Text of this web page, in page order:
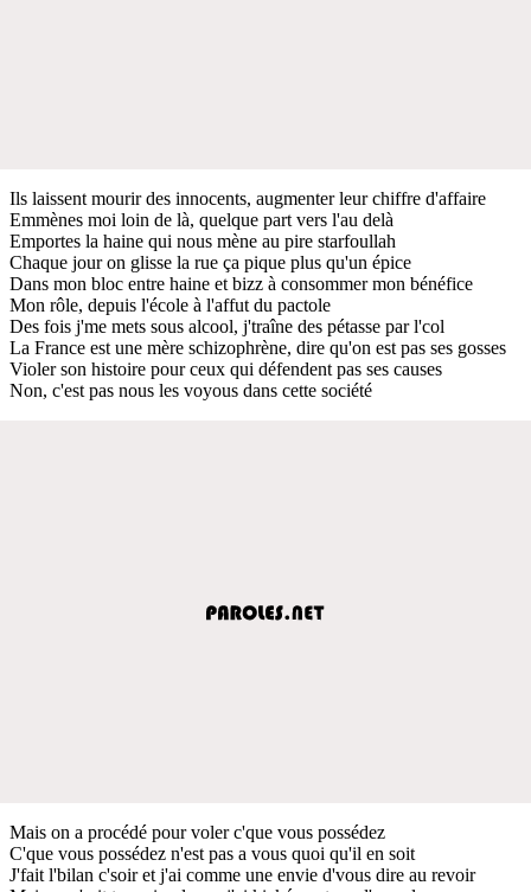
Ils laissent mourir des innocents, augmenter leur chiffre d'affaire
Emmènes moi loin de là, quelque part vers l'au delà
Emportes la haine qui nous mène au pire starfoullah
Chaque jour on glisse la rue ça pique plus qu'un épice
Dans mon bloc entre haine et bizz à consommer mon bénéfice
Mon rôle, depuis l'école à l'affut du pactole
Des fois j'me mets sous alcool, j'traîne des pétasse par l'col
La France est une mère schizophrène, dire qu'on est pas ses gosses
Violer son histoire pour ceux qui défendent pas ses causes
Non, c'est pas nous les voyous dans cette société
Mais on a procédé pour voler c'que vous possédez
C'que vous possédez n'est pas a vous quoi qu'il en soit
J'fait l'bilan c'soir et j'ai comme une envie d'vous dire au revoir